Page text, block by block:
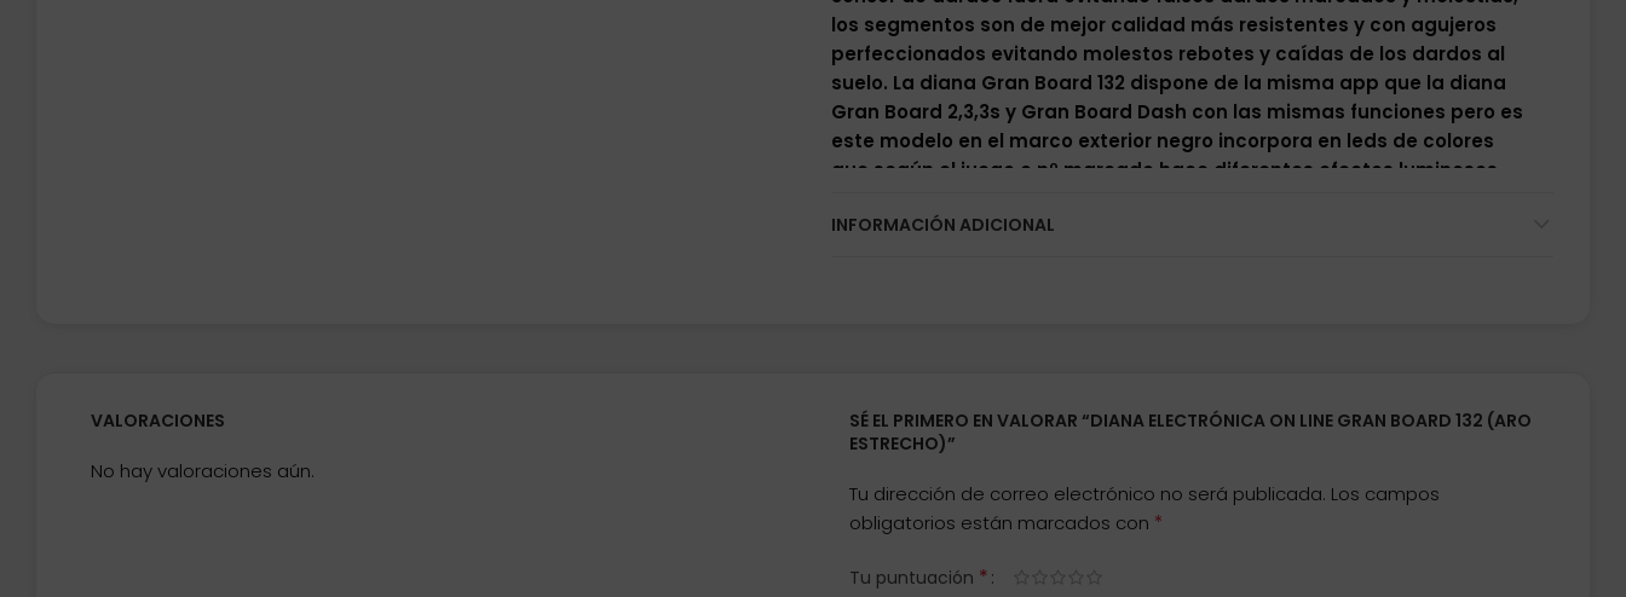
los segmentos son de mejor calidad más resistentes y con agujeros
perfeccionados evitando molestos rebotes y caídas de los dardos al
suelo. La diana Gran Board 132 dispone de la misma app que la diana
Gran Board 2,3,3s y Gran Board Dash con las mismas funciones pero es
este modelo en el marco exterior negro incorpora en leds de colores
que según el juego o nº marcado hace diferentes efectos luminosos
Gran Board 132, esta versión es compatible con el protector de suelo de
INFORMACIÓN ADICIONAL
VALORACIONES
No hay valoraciones aún.
SÉ EL PRIMERO EN VALORAR “DIANA ELECTRÓNICA ON LINE GRAN BOARD 132 (ARO
ESTRECHO)”
Tu dirección de correo electrónico no será publicada. Los campos
obligatorios están marcados con *
Tu puntuación *